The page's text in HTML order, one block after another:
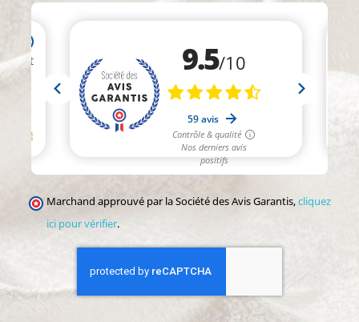
Marchand approuvé par la Société des Avis Garantis,cliquez
ici pour vérifier.